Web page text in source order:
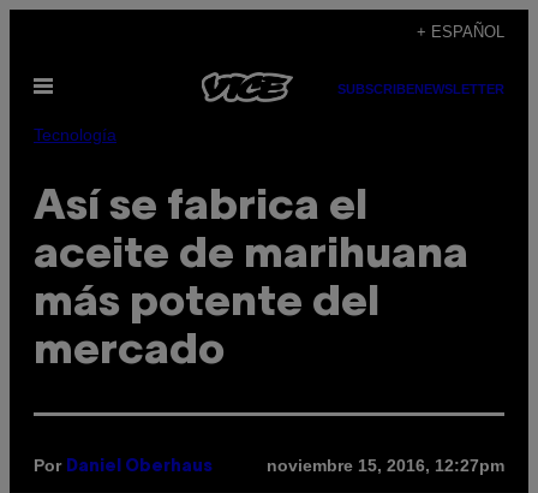
contenido
+ ESPAÑOL
Abrir
SUBSCRIBENEWSLETTER
Tecnología
Así se fabrica el
aceite de marihuana
más potente del
mercado
Por Daniel Oberhaus noviembre 15, 2016, 12:27pm